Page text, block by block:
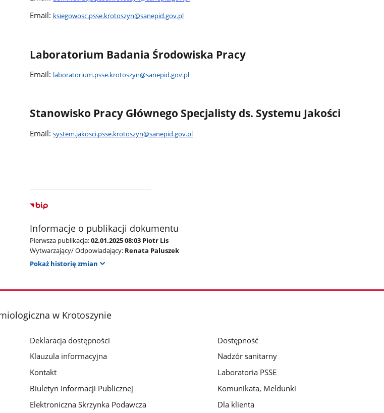
Email: ksiegowosc.psse.krotoszyn@sanepid.gov.pl
Laboratorium Badania Środowiska Pracy
Email: laboratorium.psse.krotoszyn@sanepid.gov.pl
Stanowisko Pracy Głównego Specjalisty ds. Systemu Jakości
Email:system.jakosci.psse.krotoszyn@sanepid.gov.pl
Informacje o publikacji dokumentu
Pierwsza publikacja:02.01.2025 08:03 Piotr Lis
Wytwarzający/ Odpowiadający: Renata Paluszek
Pokaż historię zmian
w Krotoszynie
Deklaracja dostępności
Klauzula informacyjna
Kontakt
Biuletyn Informacji Publicznej
Elektroniczna Skrzynka Podawcza
Dostępność
Nadzór sanitarny
Laboratoria PSSE
Komunikata, Meldunki
Dla klienta